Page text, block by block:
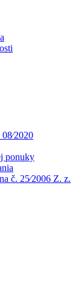
ponuky
č. 25⁄2006 Z. z.